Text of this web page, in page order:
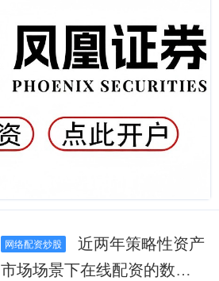
网络配资炒股
近两年策略性资产
市场场景下在线配资的数据